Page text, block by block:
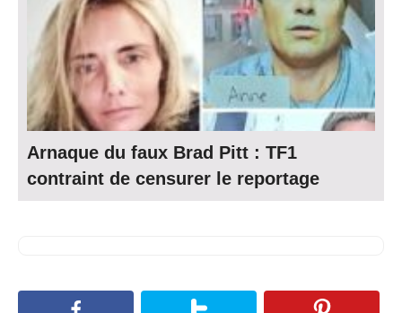
Arnaque du faux Brad Pitt : TF1
contraint de censurer le reportage